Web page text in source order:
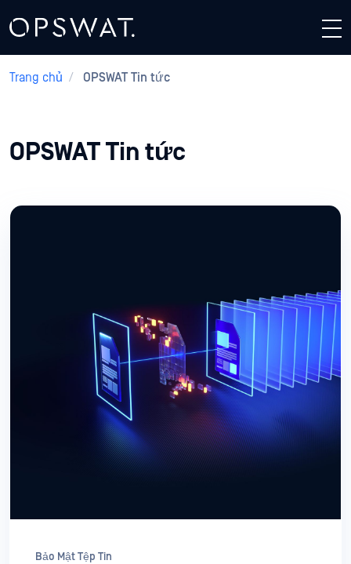
Trang chủ / OPSWAT Tin tức
OPSWAT Tin tức
Bảo Mật Tệp Tin